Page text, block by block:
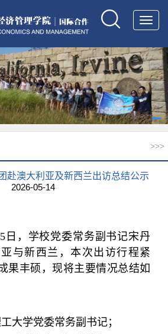
>>>
赴澳大利亚及新西兰出访总结公示
2026-05-14
日，学校党委常务副书记宋丹
与新西兰，本次出访行程紧
果丰硕，现将主要情况总结如
大学党委常务副书记；